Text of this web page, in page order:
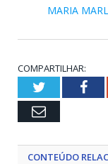
MARIA
COMPARTILHAR:
Twitter
Email
CONTEÚDO